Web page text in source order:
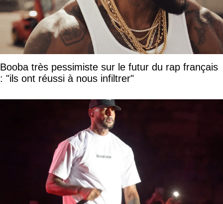
Booba très pessimiste sur le futur du rap français
: "ils ont réussi à nous infiltrer"